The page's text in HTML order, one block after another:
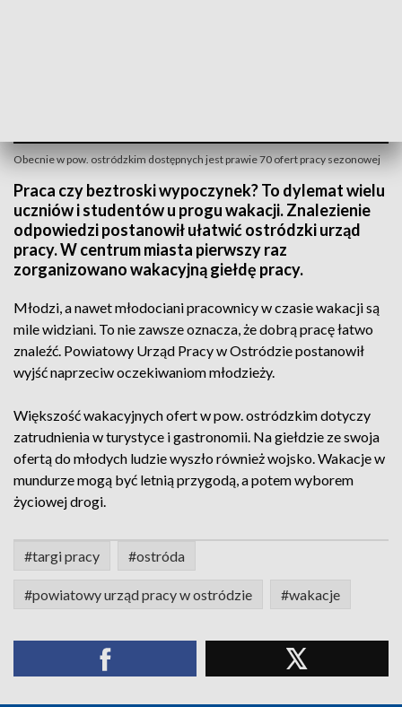
Obecnie w pow. ostródzkim dostępnych jest prawie 70 ofert pracy sezonowej
Praca czy beztroski wypoczynek? To dylemat wielu
uczniów i studentów u progu wakacji. Znalezienie
odpowiedzi postanowił ułatwić ostródzki urząd
pracy. W centrum miasta pierwszy raz
zorganizowano wakacyjną giełdę pracy.
Młodzi, a nawet młodociani pracownicy w czasie wakacji są
mile widziani. To nie zawsze oznacza, że dobrą pracę łatwo
znaleźć. Powiatowy Urząd Pracy w Ostródzie postanowił
wyjść naprzeciw oczekiwaniom młodzieży.
Większość wakacyjnych ofert w pow. ostródzkim dotyczy
zatrudnienia w turystyce i gastronomii. Na giełdzie ze swoja
ofertą do młodych ludzie wyszło również wojsko. Wakacje w
mundurze mogą być letnią przygodą, a potem wyborem
życiowej drogi.
#targi pracy #ostróda
#powiatowy urząd pracy w ostródzie #wakacje